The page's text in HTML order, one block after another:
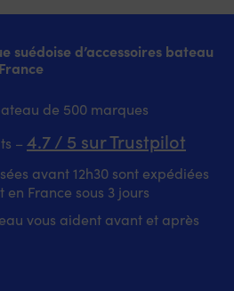
suédoise d’accessoires bateau
de 500 marques
– 4.7 / 5 sur Trustpilot
avant 12h30 sont expédiées
France sous 3 jours
vous aident avant et après